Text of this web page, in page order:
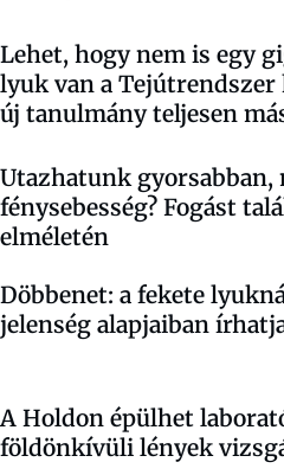
Lehet, hogy nem is egy
lyuk van a Tejútrendszer
új tanulmány teljesen
Utazhatunk gyorsabban,
fénysebesség? Fogást
elméletén
Döbbenet: a fekete
jelenség alapjaiban
A Holdon épülhet
földönkívüli lények